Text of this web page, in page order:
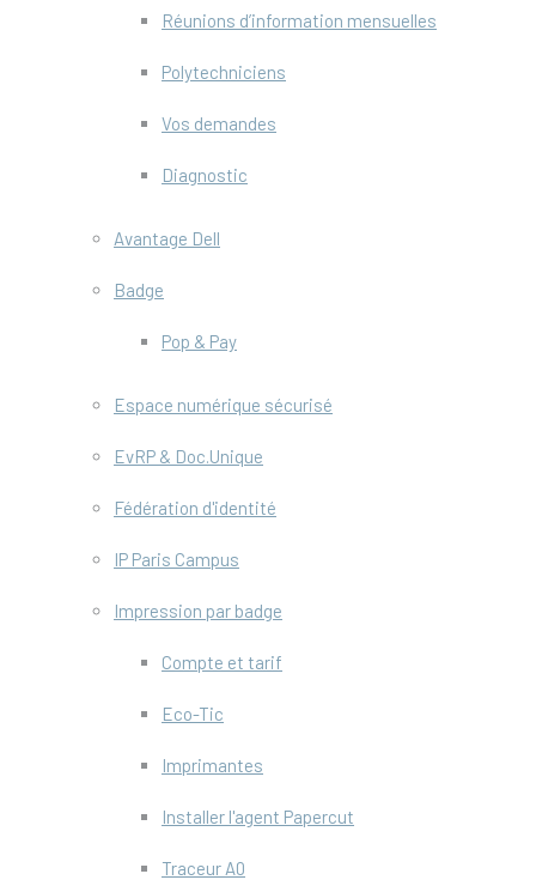
Réunions d’information mensuelles
Polytechniciens
Vos demandes
Diagnostic
Avantage Dell
Badge
Pop & Pay
Espace numérique sécurisé
EvRP & Doc.Unique
Fédération d'identité
IP Paris Campus
Impression par badge
Compte et tarif
Eco-Tic
Imprimantes
Installer l'agent Papercut
Traceur A0